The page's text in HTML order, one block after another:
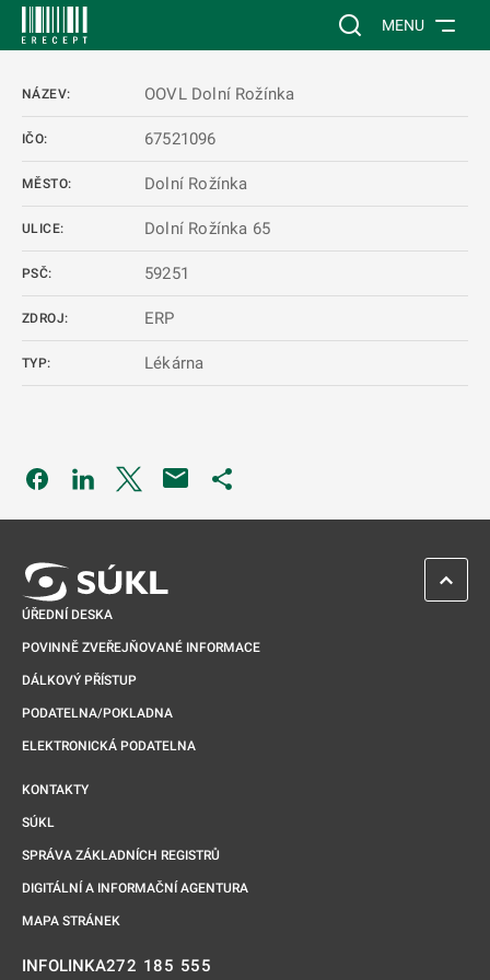
Vyhledávání na
MENU
NÁZEV: OOVL Dolní Rožínka
IČO: 67521096
MĚSTO: Dolní Rožínka
ULICE: Dolní Rožínka 65
PSČ: 59251
ZDROJ: ERP
TYP: Lékárna
Odkaz se otevře na nové kartě
Odkaz se otevře na nové kartě
Odkaz se otevře na nové kartě
ÚŘEDNÍ DESKA
POVINNĚ ZVEŘEJŇOVANÉ INFORMACE
DÁLKOVÝ PŘÍSTUP
PODATELNA/POKLADNA
ELEKTRONICKÁ PODATELNA
KONTAKTY
SÚKL
SPRÁVA ZÁKLADNÍCH REGISTRŮ
DIGITÁLNÍ A INFORMAČNÍ AGENTURA
MAPA STRÁNEK
INFOLINKA272 185 555
ZPĚT